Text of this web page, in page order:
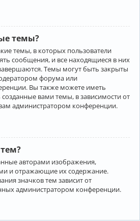
темы?
темы, в которых пользователи
сообщения, и все находящиеся в них
Темы могут быть закрыты
форума или
Вы также можете иметь
вами темы, в зависимости от
администратором конференции.
авторами изображения,
и отражающие их содержание.
значков тем зависит от
администратором конференции.